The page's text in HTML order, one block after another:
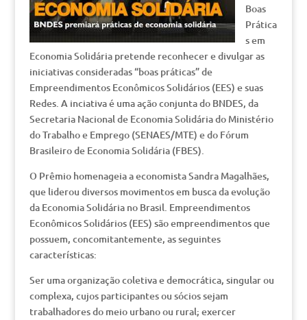
Boas
Prática
s em
Economia Solidária pretende reconhecer e divulgar as
iniciativas consideradas “boas práticas” de
Empreendimentos Econômicos Solidários (EES) e suas
Redes. A inciativa é uma ação conjunta do BNDES, da
Secretaria Nacional de Economia Solidária do Ministério
do Trabalho e Emprego (SENAES/MTE) e do Fórum
Brasileiro de Economia Solidária (FBES).
O Prêmio homenageia a economista Sandra Magalhães,
que liderou diversos movimentos em busca da evolução
da Economia Solidária no Brasil. Empreendimentos
Econômicos Solidários (EES) são empreendimentos que
possuem, concomitantemente, as seguintes
características:
Ser uma organização coletiva e democrática, singular ou
complexa, cujos participantes ou sócios sejam
trabalhadores do meio urbano ou rural; exercer